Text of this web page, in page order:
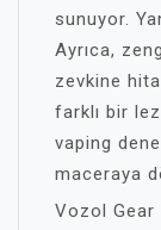
sunuyor.
Ayrıca,
zevkine
farklı bir
vaping
maceraya
Vozol Gear